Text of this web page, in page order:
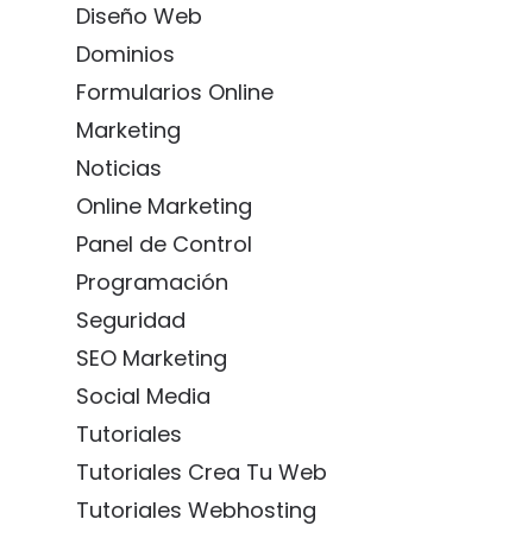
Diseño Web
Dominios
Formularios Online
Marketing
Noticias
Online Marketing
Panel de Control
Programación
Seguridad
SEO Marketing
Social Media
Tutoriales
Tutoriales Crea Tu Web
Tutoriales Webhosting